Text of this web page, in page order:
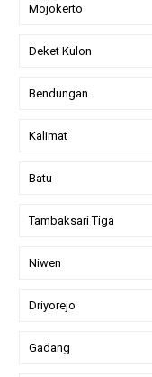
Mojokerto
Deket Kulon
Bendungan
Kalimat
Batu
Tambaksari Tiga
Niwen
Driyorejo
Gadang